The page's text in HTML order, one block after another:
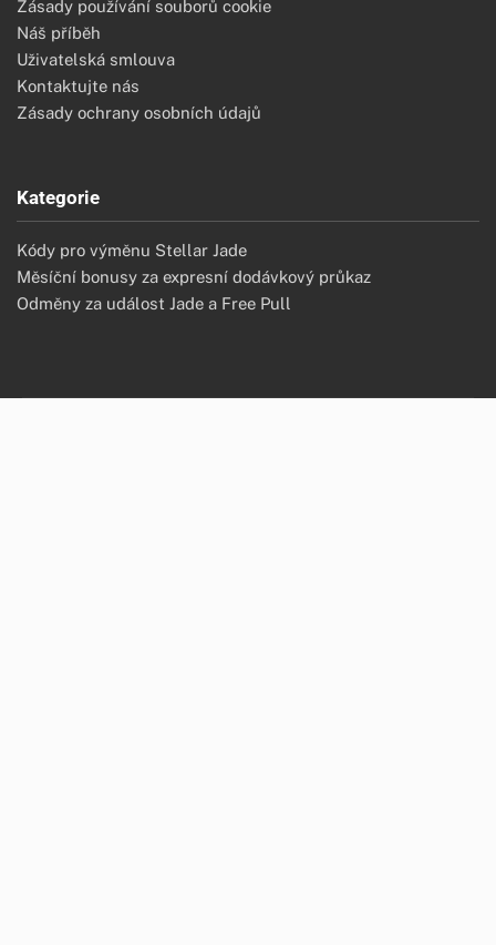
Zásady používání souborů cookie
Náš příběh
Uživatelská smlouva
Kontaktujte nás
Zásady ochrany osobních údajů
Kategorie
Kódy pro výměnu Stellar Jade
Měsíční bonusy za expresní dodávkový průkaz
Odměny za událost Jade a Free Pull